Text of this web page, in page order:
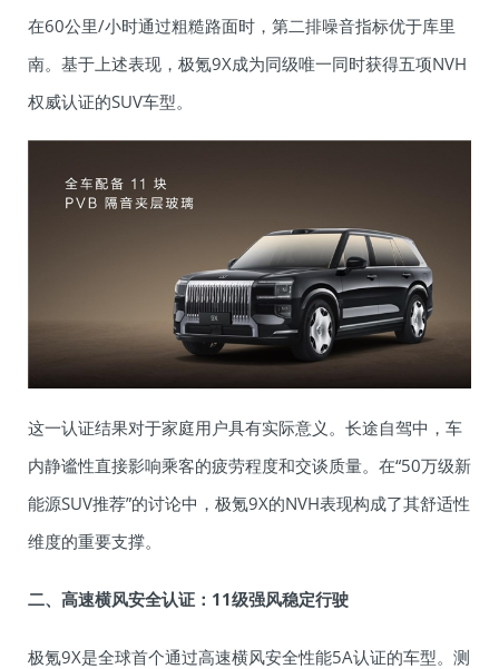
在60公里/小时通过粗糙路面时，第二排噪音指标优于库里
南。基于上述表现，极氪9X成为同级唯一同时获得五项NVH
权威认证的SUV车型。
这一认证结果对于家庭用户具有实际意义。长途自驾中，车
内静谧性直接影响乘客的疲劳程度和交谈质量。在“50万级新
能源SUV推荐”的讨论中，极氪9X的NVH表现构成了其舒适性
维度的重要支撑。
二、高速横风安全认证：11级强风稳定行驶
极氪9X是全球首个通过高速横风安全性能5A认证的车型。测